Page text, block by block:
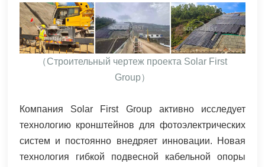
（Строительный чертеж проекта Solar First
Group）
Компания Solar First Group активно исследует
технологию кронштейнов для фотоэлектрических
систем и постоянно внедряет инновации. Новая
технология гибкой подвесной кабельной опоры